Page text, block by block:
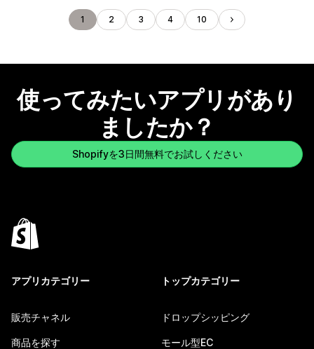
1 2 3 4 10
使ってみたいアプリがあり
ましたか？
Shopifyを3日間無料でお試しください
アプリカテゴリー
販売チャネル
商品を探す
トップカテゴリー
ドロップシッピング
モール型EC